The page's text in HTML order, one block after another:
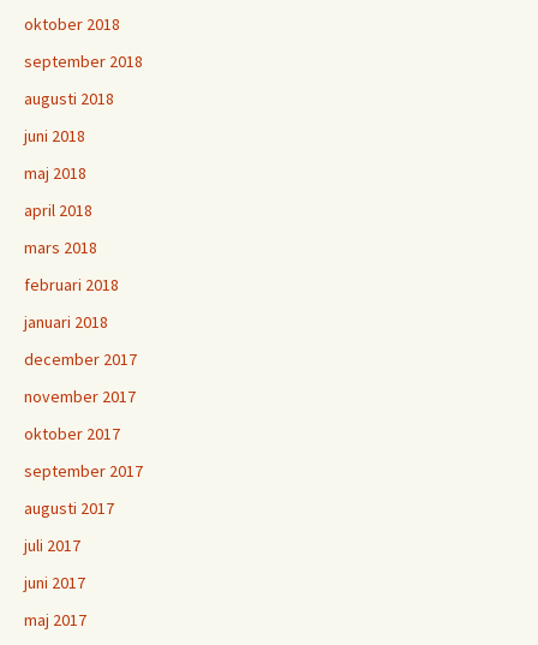
oktober 2018
september 2018
augusti 2018
juni 2018
maj 2018
april 2018
mars 2018
februari 2018
januari 2018
december 2017
november 2017
oktober 2017
september 2017
augusti 2017
juli 2017
juni 2017
maj 2017